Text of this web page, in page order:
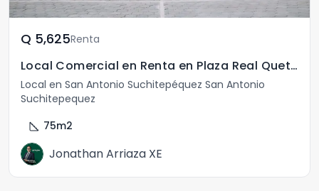
Q	5,625Renta
Local Comercial en Renta en Plaza Real Quetzal
Local en San Antonio Suchitepéquez San Antonio
Suchitepequez
square_foot 75m2
Jonathan Arriaza XE